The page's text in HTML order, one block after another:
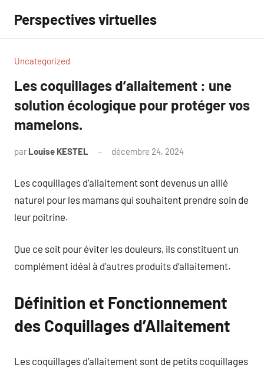
contenu
Perspectives virtuelles
Uncategorized
Les coquillages d’allaitement : une
solution écologique pour protéger vos
mamelons.
par Louise KESTEL décembre 24, 2024
Les coquillages d’allaitement sont devenus un allié
naturel pour les mamans qui souhaitent prendre soin de
leur poitrine.
Que ce soit pour éviter les douleurs, ils constituent un
complément idéal à d’autres produits d’allaitement.
Définition et Fonctionnement
des Coquillages d’Allaitement
Les coquillages d’allaitement sont de petits coquillages